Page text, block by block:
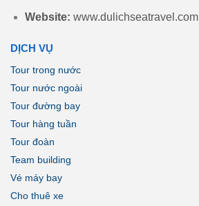
Website: www.dulichseatravel.com
DỊCH VỤ
Tour trong nước
Tour nước ngoài
Tour đường bay
Tour hàng tuần
Tour đoàn
Team building
Vé máy bay
Cho thuê xe